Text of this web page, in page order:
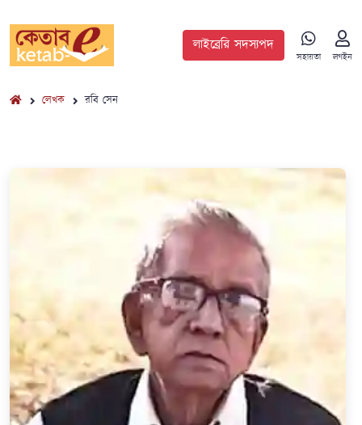
লাইব্রেরি সদস্যপদ
সহায়তা লগইন
লেখক রবি সেন